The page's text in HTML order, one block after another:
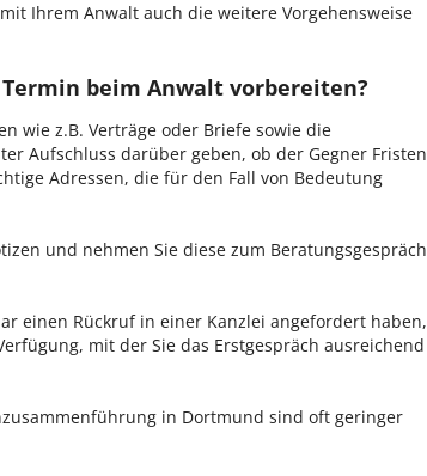
Ihrem Anwalt auch die weitere Vorgehensweise
beim Anwalt vorbereiten?
wie z.B. Verträge oder Briefe sowie die
Aufschluss darüber geben, ob der Gegner Fristen
Adressen, die für den Fall von Bedeutung
und nehmen Sie diese zum Beratungsgespräch
einen Rückruf in einer Kanzlei angefordert haben,
mit der Sie das Erstgespräch ausreichend
in Dortmund sind oft geringer